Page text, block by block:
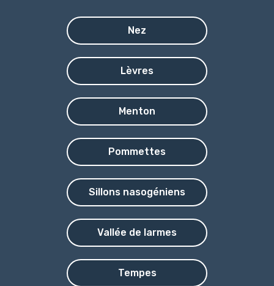
Nez
Lèvres
Menton
Pommettes
Sillons nasogéniens
Vallée de larmes
Tempes